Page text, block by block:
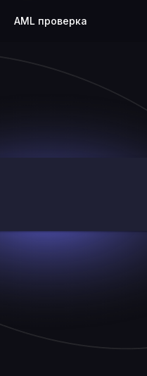
AML проверка